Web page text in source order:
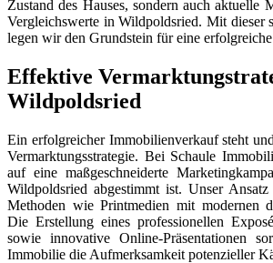
Zustand des Hauses, sondern auch aktuelle
Vergleichswerte in Wildpoldsried. Mit dieser
legen wir den Grundstein für eine
Effektive
Wildpoldsried
Ein erfolgreicher Immobilienverkauf steht
Vermarktungsstrategie. Bei Schaule
auf eine maßgeschneiderte
Wildpoldsried abgestimmt ist. Unser
Methoden wie Printmedien mit modernen
Die Erstellung eines professionellen
sowie innovative Online-Präsentationen
Immobilie die Aufmerksamkeit potenzieller